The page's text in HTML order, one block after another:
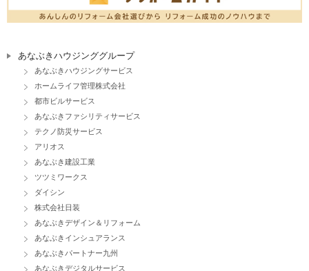
あなぶきハウジンググループ
あなぶきハウジングサービス
ホームライフ管理株式会社
都市ビルサービス
あなぶきファシリティサービス
テクノ防災サービス
アリオス
あなぶき建設工業
ツツミワークス
ダイシン
株式会社日装
あなぶきデザイン＆リフォーム
あなぶきインシュアランス
あなぶきパートナー九州
あなぶきデジタルサービス